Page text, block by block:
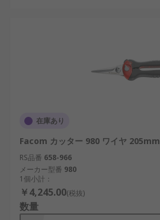
在庫あり
Facom カッター 980 ワイヤ 205mm
RS品番 658-966
メーカー型番 980
1個小計：
￥4,245.00(税抜)
数量